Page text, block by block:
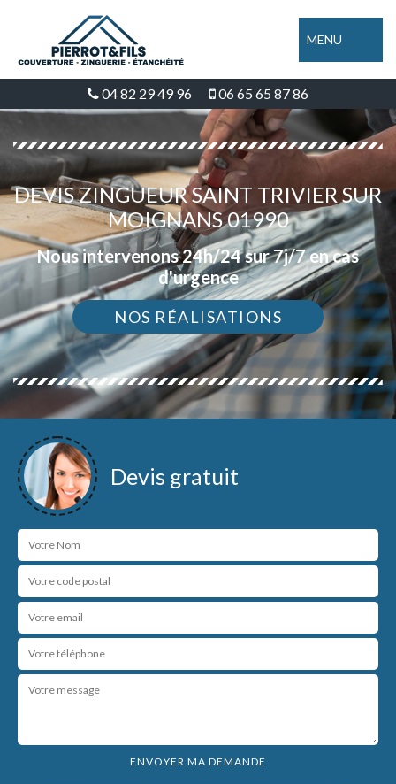
MENU
04 82 29 49 96 06 65 65 87 86
DEVIS ZINGUEUR SAINT TRIVIER SUR
MOIGNANS 01990
Nous intervenons 24h/24 sur 7j/7 en cas
d'urgence
NOS RÉALISATIONS
Devis gratuit